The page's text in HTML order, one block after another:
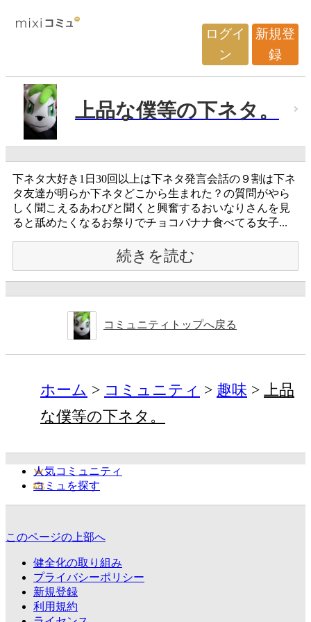
ログイ
ン
新規登
録
上品な僕等の下ネタ。
下ネタ大好き1日30回以上は下ネタ発言会話の９割は下ネ
タ友達が明らか下ネタどこから生まれた？の質問がやら
しく聞こえるあわびと聞くと興奮するおいなりさんを見
ると舐めたくなるお祭りでチョコバナナ食べてる女子...
続きを読む
コミュニティトップへ戻る
ホーム コミュニティ 趣味
上品
な僕等の下ネタ。
人気コミュニティ
コミュを探す
このページの上部へ
健全化の取り組み
プライバシーポリシー
新規登録
利用規約